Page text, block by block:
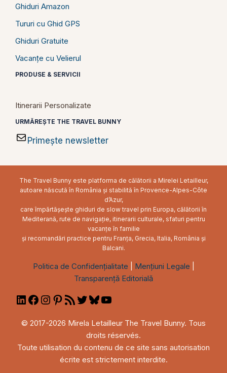
Ghiduri Amazon
Tururi cu Ghid GPS
Ghiduri Gratuite
Vacanțe cu Velierul
PRODUSE & SERVICII
Itinerarii Personalizate
URMĂREȘTE THE TRAVEL BUNNY
Primește newsletter
The Travel Bunny este platforma de călătorii a Mirelei Letailleur,
autoare născută în România și stabilită în Provence-Alpes-Côte
d’Azur,
care împărtășește ghiduri de slow travel prin Europa, călătorii în
Mediterană, rute de navigație, itinerarii culturale, sfaturi pentru
vacanțe în familie
și recomandări practice pentru Franța, Grecia, Italia, România și
Balcani.
Politica de Confidențialitate Mențiuni Legale
Transparență Editorială
LinkedIn
Facebook
Instagram
Pinterest
RSSTwitterBluesky
© 2017-2026 Mirela Letailleur The Travel Bunny. Tous
droits réservés.
Toute utilisation du contenu de ce site sans autorisation
écrite est strictement interdite.